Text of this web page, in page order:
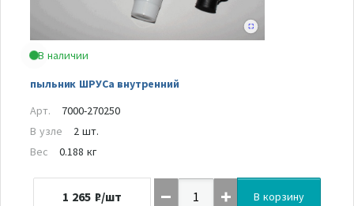
В наличии
пыльник ШРУСа внутренний
Арт.
7000-270250
В узле
2 шт.
Вес
0.188 кг
1 265 ₽/шт В корзину